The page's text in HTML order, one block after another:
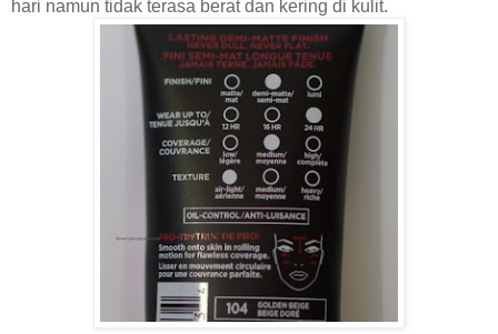
hari namun tidak terasa berat dan kering di kulit.